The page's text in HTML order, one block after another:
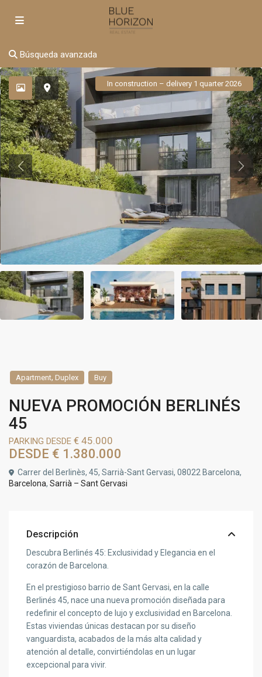
Búsqueda avanzada
In construction – delivery 1 quarter 2026
Apartment, Duplex Buy
NUEVA PROMOCIÓN BERLINÉS
45
PARKING DESDE€ 45.000
DESDE € 1.380.000
Carrer del Berlinès, 45, Sarrià-Sant Gervasi, 08022 Barcelona,
Barcelona,Sarrià – Sant Gervasi
Descripción
Descubra Berlinés 45: Exclusividad y Elegancia en el
corazón de Barcelona.
En el prestigioso barrio de Sant Gervasi, en la calle
Berlinés 45, nace una nueva promoción diseñada para
redefinir el concepto de lujo y exclusividad en Barcelona.
Estas viviendas únicas destacan por su diseño
vanguardista, acabados de la más alta calidad y
atención al detalle, convirtiéndolas en un lugar
excepcional para vivir.